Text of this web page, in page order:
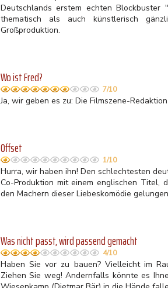
Deutschlands erstem echten Blockbuster "
thematisch als auch künstlerisch
Großproduktion.
Wo ist Fred?
7/10
Ja, wir geben es zu: Die Filmszene-
Offset
1/10
Hurra, wir haben ihn! Den schlechtesten
Co-Produktion mit einem englischen Titel,
den Machern dieser Liebeskomödie
Was nicht passt, wird passend gemacht
4/10
Haben Sie vor zu bauen? Vielleicht im
Ziehen Sie weg! Andernfalls könnte es